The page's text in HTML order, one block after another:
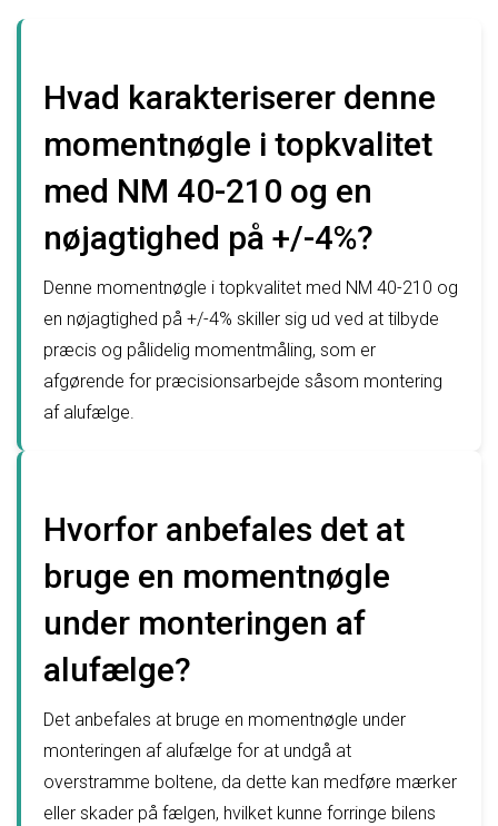
Hvad karakteriserer denne
momentnøgle i topkvalitet
med NM 40-210 og en
nøjagtighed på +/-4%?
Denne momentnøgle i topkvalitet med NM 40-210 og
en nøjagtighed på +/-4% skiller sig ud ved at tilbyde
præcis og pålidelig momentmåling, som er
afgørende for præcisionsarbejde såsom montering
af alufælge.
Hvorfor anbefales det at
bruge en momentnøgle
under monteringen af
alufælge?
Det anbefales at bruge en momentnøgle under
monteringen af alufælge for at undgå at
overstramme boltene, da dette kan medføre mærker
eller skader på fælgen, hvilket kunne forringe bilens